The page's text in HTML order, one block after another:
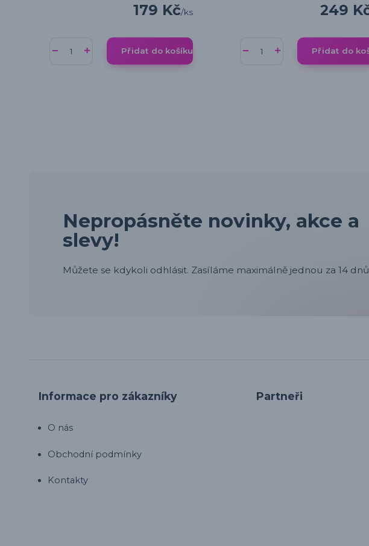
179 Kč/ks
Přidat do košíku
249
Přidat do
Nepropásněte novinky, akce a
slevy!
Můžete se kdykoli odhlásit. Zasíláme maximálně jednou za 14
Informace pro zákazníky
O nás
Obchodní podmínky
Kontakty
Partneři